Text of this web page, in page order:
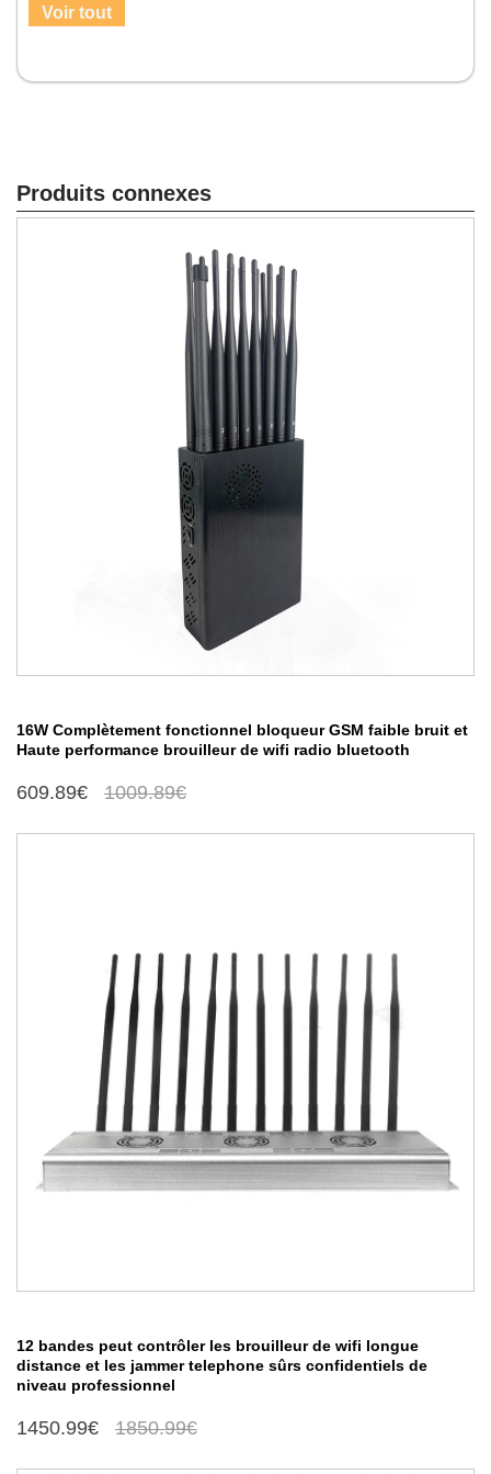
Voir tout
Produits connexes
16W Complètement fonctionnel bloqueur GSM faible bruit et
Haute performance brouilleur de wifi radio bluetooth
609.89€ 1009.89€
12 bandes peut contrôler les brouilleur de wifi longue
distance et les jammer telephone sûrs confidentiels de
niveau professionnel
1450.99€ 1850.99€